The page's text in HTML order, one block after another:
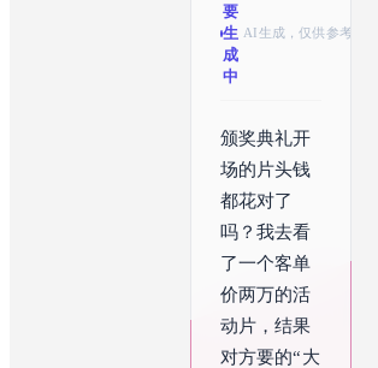
要
生
成
中
AI生成，仅供参考
颁奖典礼开
场的片头钱
都花对了
吗？我去看
了一个客单
价两万的活
动片，结果
对方要的“大